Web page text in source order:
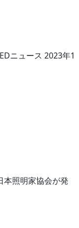
ニュース 2023年1
本照明家協会が発